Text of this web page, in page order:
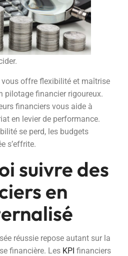
vous offre flexibilité et maîtrise
pilotage financier rigoureux.
financiers vous aide à
en levier de performance.
se perd, les budgets
s’effrite.
suivre des
en
réussie repose autant sur la
financière. Les KPI financiers